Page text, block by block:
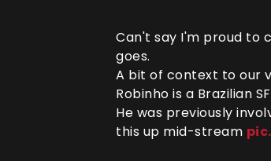
Can't say I'm proud to
goes.
A bit of context to our
Robinho is a Brazilian
He was previously
this up mid-stream